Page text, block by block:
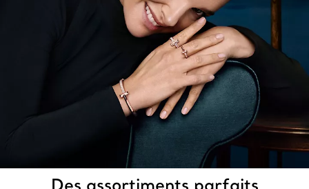
Des assortiments parfaits